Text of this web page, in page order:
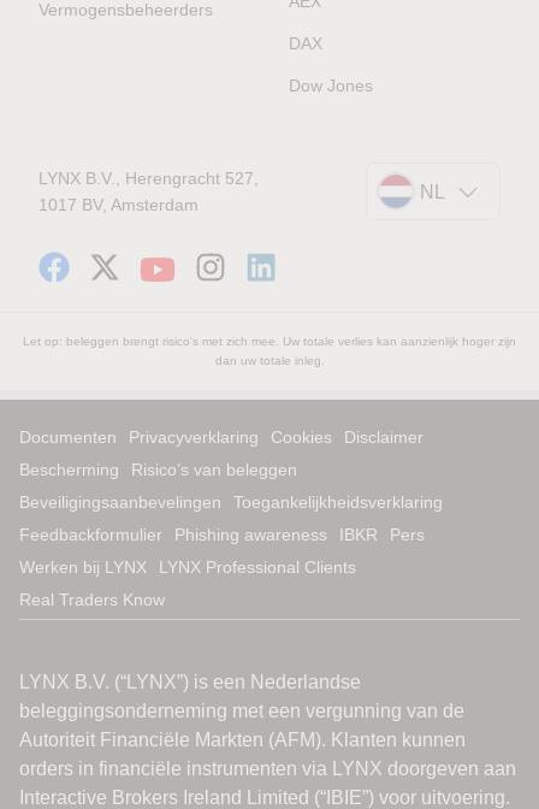
Vermogensbeheerders
DAX
Dow Jones
LYNX B.V., Herengracht 527,
1017 BV, Amsterdam
NL
Let op: beleggen brengt risico's met zich mee. Uw totale verlies kan aanzienlijk hoger zijn
dan uw totale inleg.
Documenten Privacyverklaring Cookies
Disclaimer
Bescherming
Risico’s van beleggen
Beveiligingsaanbevelingen
Toegankelijkheidsverklaring
Feedbackformulier
Phishing awareness IBKR
Pers
Werken bij LYNX
LYNX Professional Clients
Real Traders Know